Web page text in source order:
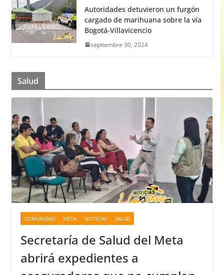
Autoridades detuvieron un furgón
cargado de marihuana sobre la vía
Bogotá-Villavicencio
septiembre 30, 2024
Salud
COMUNIDAD META NOTICIAS SALUD
Secretaría de Salud del Meta
abrirá expedientes a